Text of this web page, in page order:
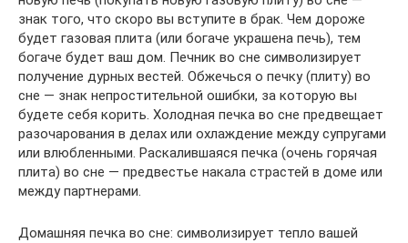
знак того, что скоро вы вступите в брак. Чем дороже
будет газовая плита (или богаче украшена печь), тем
богаче будет ваш дом. Печник во сне символизирует
получение дурных вестей. Обжечься о печку (плиту) во
сне — знак непростительной ошибки, за которую вы
будете себя корить. Холодная печка во сне предвещает
разочарования в делах или охлаждение между супругами
или влюбленными. Раскалившаяся печка (очень горячая
плита) во сне — предвестье накала страстей в доме или
между партнерами.
Домашняя печка во сне: символизирует тепло вашей